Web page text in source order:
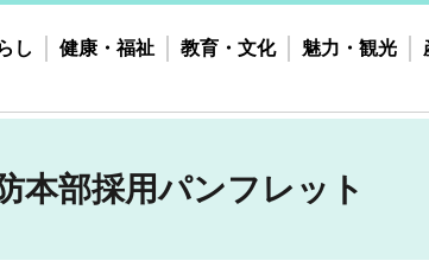
し 健康・福祉 教育・文化 魅力・観光
本部採用パンフレット